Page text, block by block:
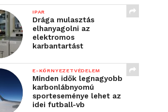
IPAR
Drága mulasztás
elhanyagolni az
elektromos
karbantartást
E-KÖRNYEZETVÉDELEM
Minden idők legnagyobb
karbonlábnyomú
sporteseménye lehet az
idei futball-vb